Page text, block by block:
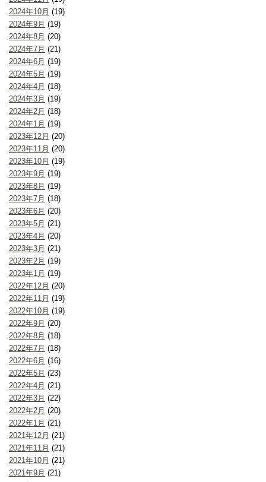
2024年10月 (19)
2024年9月 (19)
2024年8月 (20)
2024年7月 (21)
2024年6月 (19)
2024年5月 (19)
2024年4月 (18)
2024年3月 (19)
2024年2月 (18)
2024年1月 (19)
2023年12月 (20)
2023年11月 (20)
2023年10月 (19)
2023年9月 (19)
2023年8月 (19)
2023年7月 (18)
2023年6月 (20)
2023年5月 (21)
2023年4月 (20)
2023年3月 (21)
2023年2月 (19)
2023年1月 (19)
2022年12月 (20)
2022年11月 (19)
2022年10月 (19)
2022年9月 (20)
2022年8月 (18)
2022年7月 (18)
2022年6月 (16)
2022年5月 (23)
2022年4月 (21)
2022年3月 (22)
2022年2月 (20)
2022年1月 (21)
2021年12月 (21)
2021年11月 (21)
2021年10月 (21)
2021年9月 (21)